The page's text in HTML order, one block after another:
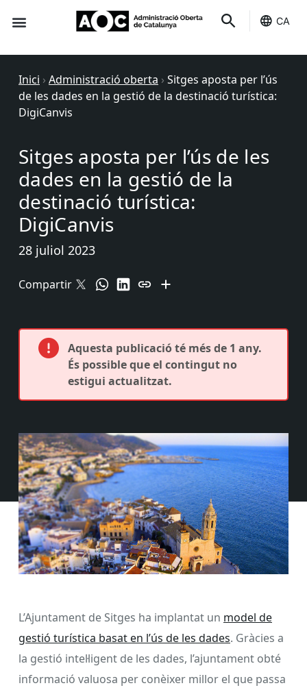
CA
Inici › Administració oberta › Sitges aposta per l’ús
de les dades en la gestió de la destinació turística:
DigiCanvis
Sitges aposta per l’ús de les
dades en la gestió de la
destinació turística:
DigiCanvis
28 juliol 2023
Compartir
Aquesta publicació té més de 1 any.
És possible que el contingut no
estigui actualitzat.
L’Ajuntament de Sitges ha implantat un model de
gestió turística basat en l’ús de les dades. Gràcies a
la gestió intel·ligent de les dades, l’ajuntament obté
informació valuosa per conèixer millor el que passa